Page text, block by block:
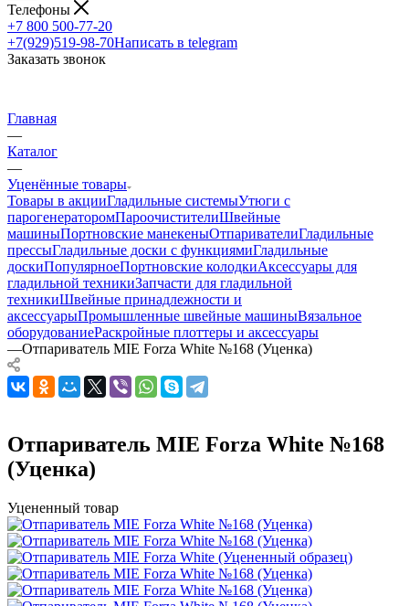
Телефоны
+7 800 500-77-20
+7(929)519-98-70Написать в telegram
Заказать звонок
Главная
—
Каталог
—
Уценённые товары
Товары в акцииГладильные системыУтюги с
парогенераторомПароочистителиШвейные
машиныПортновские манекеныОтпаривателиГладильные
прессыГладильные доски с функциямиГладильные
доскиПопулярноеПортновские колодкиАксессуары для
гладильной техникиЗапчасти для гладильной
техникиШвейные принадлежности и
аксессуарыПромышленные швейные машиныВязальное
оборудованиеРаскройные плоттеры и аксессуары
—Отпариватель MIE Forza White №168 (Уценка)
Отпариватель MIE Forza White №168
(Уценка)
Уцененный товар